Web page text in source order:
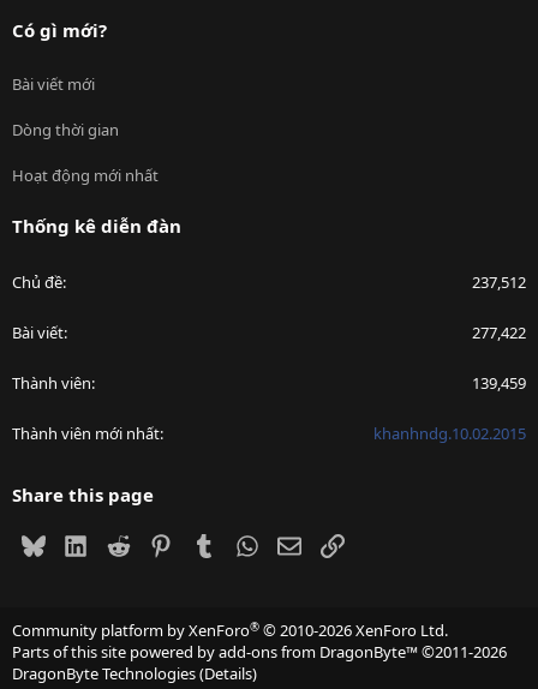
Có gì mới?
Bài viết mới
Dòng thời gian
Hoạt động mới nhất
Thống kê diễn đàn
Chủ đề 237,512
Bài viết 277,422
Thành viên 139,459
Thành viên mới nhất khanhndg.10.02.2015
Share this page
BlueskyLinkedIn
Reddit PinterestTumblrWhatsApp
EmailLink
Community platform by XenForo® © 2010-2026 XenForo Ltd.
Parts of this site powered byadd-ons from DragonByte™©2011-2026
DragonByte Technologies(Details)